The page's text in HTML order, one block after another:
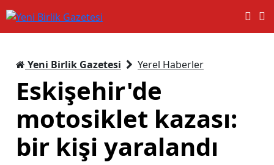
Yeni Birlik Gazetesi Yerel Haberler
Eskişehir'de
motosiklet kazası:
bir kişi yaralandı